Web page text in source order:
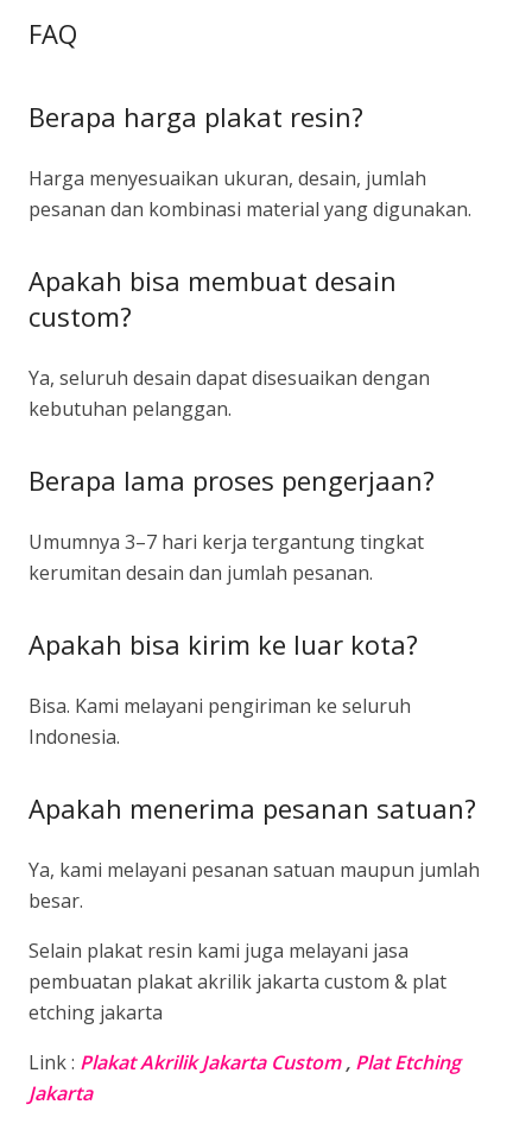
FAQ
Berapa harga plakat resin?
Harga menyesuaikan ukuran, desain, jumlah
pesanan dan kombinasi material yang digunakan.
Apakah bisa membuat desain
custom?
Ya, seluruh desain dapat disesuaikan dengan
kebutuhan pelanggan.
Berapa lama proses pengerjaan?
Umumnya 3–7 hari kerja tergantung tingkat
kerumitan desain dan jumlah pesanan.
Apakah bisa kirim ke luar kota?
Bisa. Kami melayani pengiriman ke seluruh
Indonesia.
Apakah menerima pesanan satuan?
Ya, kami melayani pesanan satuan maupun jumlah
besar.
Selain plakat resin kami juga melayani jasa
pembuatan plakat akrilik jakarta custom & plat
etching jakarta
Link : Plakat Akrilik Jakarta Custom, Plat Etching
Jakarta